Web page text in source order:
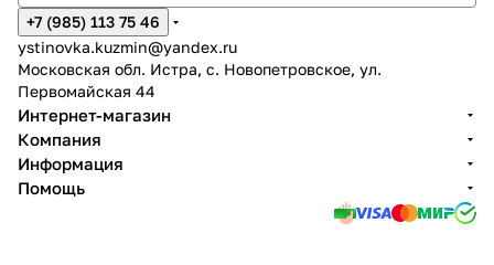
+7 (985) 113 75 46
ystinovka.kuzmin@yandex.ru
Московская обл. Истра, с. Новопетровское, ул.
Первомайская 44
Интернет-магазин
Компания
Информация
Помощь